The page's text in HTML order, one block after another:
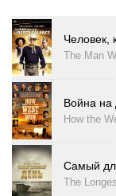
Человек,
The Man
Война на
How the
Самый
The